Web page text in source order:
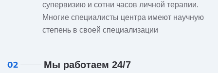
супервизию и сотни часов личной терапии.
Многие специалисты центра имеют научную
степень в своей специализации
02 Мы работаем 24/7